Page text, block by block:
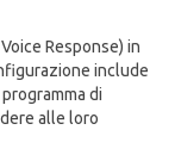
Response) in
include
di
alle loro